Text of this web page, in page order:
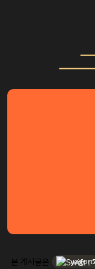
본 게시글은 yagom